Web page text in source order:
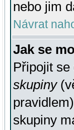
nebo jim
Návrat
Jak se
Připojit
skupiny
skupiny